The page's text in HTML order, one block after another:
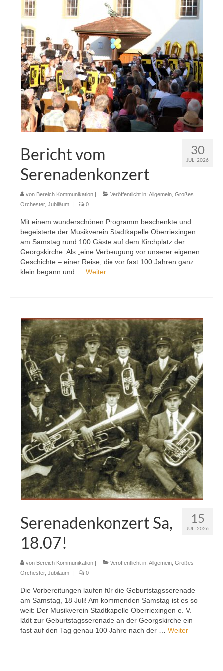
Ausbildung
Downloads
Kontakt
Sponsoring
30
JULI 2026
Bericht vom
Serenadenkonzert
von Bereich Kommunikation | Veröffentlicht in: Allgemein Großes
Orchester, Jubiläum | 0
Mit einem wunderschönen Programm beschenkte und
begeisterte der Musikverein Stadtkapelle Oberriexingen
am Samstag rund 100 Gäste auf dem Kirchplatz der
Georgskirche. Als „eine Verbeugung vor unserer eigenen
Geschichte – einer Reise, die vor fast 100 Jahren ganz
klein begann und … Weiter
15
JULI 2026
Serenadenkonzert Sa,
18.07!
von Bereich Kommunikation | Veröffentlicht in: Allgemein Großes
Orchester, Jubiläum | 0
Die Vorbereitungen laufen für die Geburtstagsserenade
am Samstag, 18 Juli! Am kommenden Samstag ist es so
weit: Der Musikverein Stadtkapelle Oberriexingen e. V.
lädt zur Geburtstagsserenade an der Georgskirche ein –
fast auf den Tag genau 100 Jahre nach der … Weiter